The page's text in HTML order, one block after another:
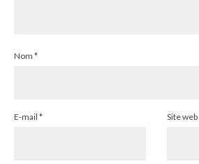
Nom *
E-mail * Site web